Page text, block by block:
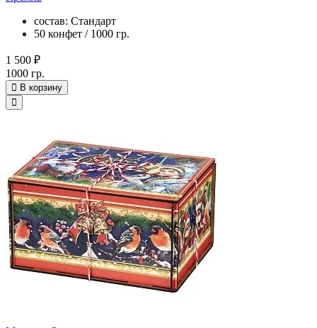
состав: Стандарт
50 конфет / 1000 гр.
1 500 ₽
1000 гр.
В корзину